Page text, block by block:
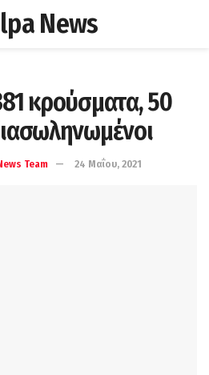
κρούσματα, 50
Team 24 Μαΐου, 2021